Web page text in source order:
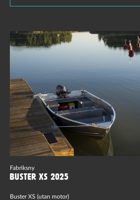
Fabriksny
Buster XS 2025
Buster XS (utan motor)